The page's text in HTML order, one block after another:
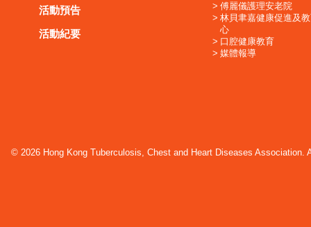
活動預告
活動紀要
傅麗儀護理安老院
林貝聿嘉健康促進及
心
口腔健康教育
媒體報導
© 2026 Hong Kong Tuberculosis, Chest and Heart Diseases Association.